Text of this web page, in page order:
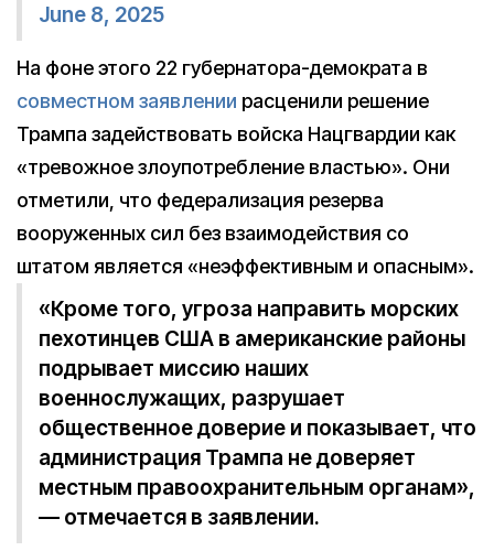
June 8, 2025
На фоне этого 22 губернатора-демократа в
совместном заявлении расценили решение
Трампа задействовать войска Нацгвардии как
«тревожное злоупотребление властью». Они
отметили, что федерализация резерва
вооруженных сил без взаимодействия со
штатом является «неэффективным и опасным».
«Кроме того, угроза направить морских
пехотинцев США в американские районы
подрывает миссию наших
военнослужащих, разрушает
общественное доверие и показывает, что
администрация Трампа не доверяет
местным правоохранительным органам»,
— отмечается в заявлении.